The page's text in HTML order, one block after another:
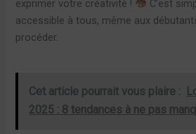
exprimer votre créativité !
C’est
accessible à tous, même aux
procéder.
Cet article pourrait vous plaire :
2025 : 8 tendances à ne pas